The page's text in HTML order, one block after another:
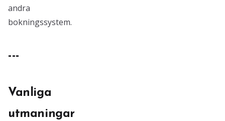
andra
bokningssystem.
---
Vanliga
utmaningar